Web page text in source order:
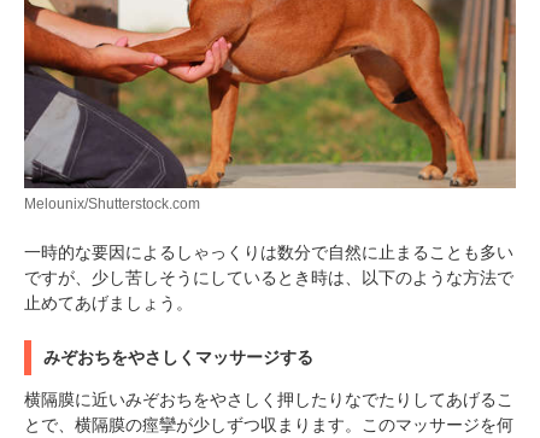
Melounix/Shutterstock.com
一時的な要因によるしゃっくりは数分で自然に止まることも多い
ですが、少し苦しそうにしているとき時は、以下のような方法で
止めてあげましょう。
みぞおちをやさしくマッサージする
横隔膜に近いみぞおちをやさしく押したりなでたりしてあげるこ
とで、横隔膜の痙攣が少しずつ収まります。このマッサージを何
閉じる
pecodogs
PECOアプリをダウンロード済みの方
アプリで開く
アプリをダウンロードする